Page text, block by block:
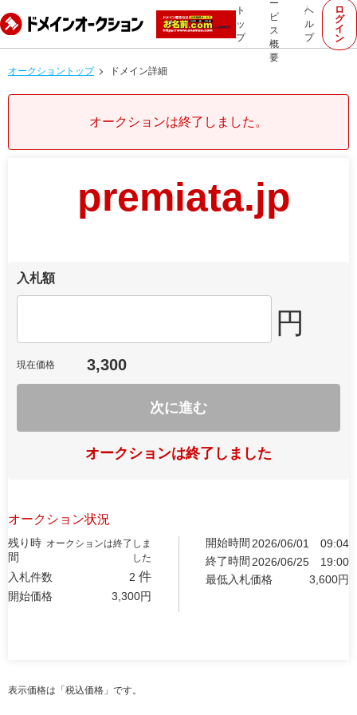
ト
ッ
プ
ー
ビ
ス
概
要
ヘ
ル
プ
ロ
グ
イ
ン
オークショントップ ドメイン詳細
オークションは終了しました。
premiata.jp
入札額
円
現在価格 3,300
次に進む
オークションは終了しました
オークション状況
残り時
間
オークションは終了しま
した
入札件数 2 件
開始価格 3,300円
開始時間 2026/06/01
09:04
終了時間 2026/06/25
19:00
最低入札価格
3,600円
表示価格は「税込価格」です。